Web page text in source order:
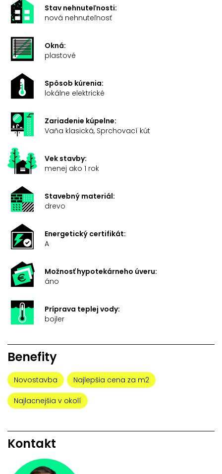
Stav nehnuteľnosti:
nová nehnuteľnosť
Okná:
plastové
Spôsob kúrenia:
lokálne elektrické
Zariadenie kúpelne:
Vaňa klasická, Sprchovací kút
Vek stavby:
menej ako 1 rok
Stavebný materiál:
drevo
Energetický certifikát:
A
Možnosť hypotekárneho úveru:
áno
Príprava teplej vody:
bojler
Benefity
Novostavba Najlepšia cena za m2
Najlacnejšia v okolí
Kontakt